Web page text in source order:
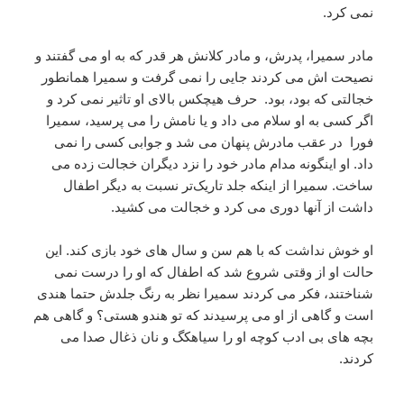
نمی کرد.
مادر سمیرا، پدرش، و مادر کلانش هر قدر که به او می گفتند و
نصیحت اش می کردند جایی را نمی گرفت و سمیرا همانطور
خجالتی که بود، بود‌. حرف هیچکس بالای او تاثیر نمی کرد و
اگر کسی به او سلام می داد و یا نامش را می پرسید، سمیرا
فورا در عقب مادرش پنهان می شد و جوابی کسی را نمی
داد. او اینگونه مدام مادر خود را نزد دیگران خجالت زده می
ساخت. سمیرا از اینکه جلد تاریک‌تر نسبت به دیگر اطفال
داشت از آنها دوری می کرد و خجالت می کشید.
او خوش نداشت که با هم سن و سال های خود بازی کند. این
حالت او از وقتی شروع شد که اطفال که او را درست نمی
شناختند، فکر می کردند سمیرا نظر به رنگ جلدش حتما هندی
است و گاهی از او می پرسیدند که تو هندو هستی؟ و گاهی هم
بچه های بی ادب کوچه او را سیاهکگ و نان ذغال صدا می
کردند‌.